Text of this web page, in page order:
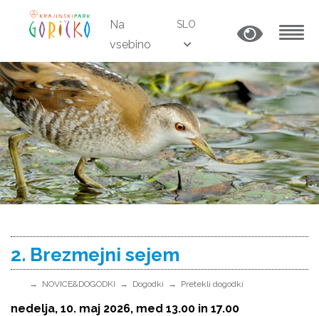
Na
vsebino
SLO
2. Brezmejni sejem
NOVICE&DOGODKI Dogodki Pretekli dogodki
nedelja, 10. maj 2026, med 13.00 in 17.00